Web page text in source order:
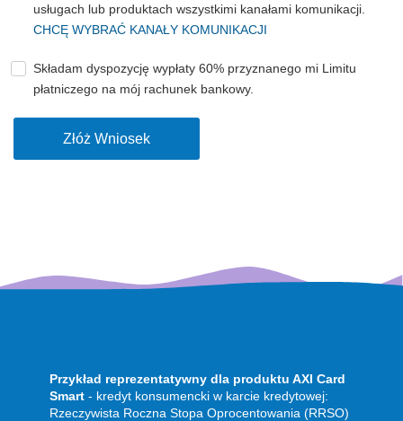
usługach lub produktach wszystkimi kanałami komunikacji.
CHCĘ WYBRAĆ KANAŁY KOMUNIKACJI
Składam dyspozycję wypłaty 60% przyznanego mi Limitu
płatniczego na mój rachunek bankowy.
Złóż Wniosek
Przykład reprezentatywny dla produktu AXI Card
Smart - kredyt konsumencki w karcie kredytowej:
Rzeczywista Roczna Stopa Oprocentowania (RRSO)